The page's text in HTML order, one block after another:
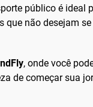
público é ideal
não desejam
, onde você
de começar sua